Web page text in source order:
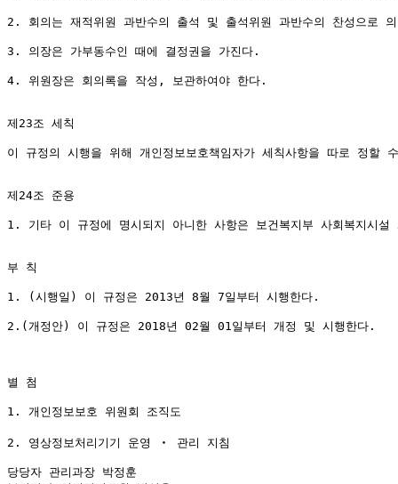
2. 회의는 재적위원 과반수의 출석 및 출석위원 과반수의 찬성으로
3. 의장은 가부동수인 때에 결정권을 가진다.
4. 위원장은 회의록을 작성, 보관하여야 한다.
제23조 세칙
이 규정의 시행을 위해 개인정보보호책임자가 세칙사항을 따로 정할
제24조 준용
1. 기타 이 규정에 명시되지 아니한 사항은 보건복지부 사회복지시
부 칙
1. (시행일) 이 규정은 2013년 8월 7일부터 시행한다.
2.(개정안) 이 규정은 2018년 02월 01일부터 개정 및 시행한다.
별 첨
1. 개인정보보호 위원회 조직도
2. 영상정보처리기기 운영 ‧ 관리 지침
당당자 관리과장 박정훈